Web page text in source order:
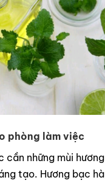
phòng làm việc
cần những mùi
tạo. Hương bạc